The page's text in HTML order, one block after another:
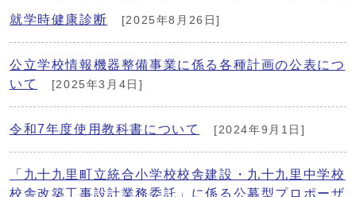
就学時健康診断 [2025年8月26日]
公立学校情報機器整備事業に係る各種計画の公表につ
いて
[2025年3月4日]
令和7年度使用教科書について [2024年9月1日]
「九十九里町立統合小学校校舎建設・九十九里中学校
校舎改築工事設計業務委託」に係る公募型プロポーザ